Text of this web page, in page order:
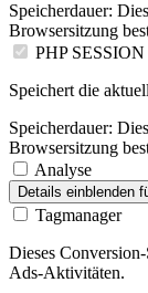
Speicherdauer:
Browsersitzung
PHP
Speichert die
Speicherdauer:
Browsersitzung
Analyse
Details einblenden
Tagmanager
Dieses
Ads-Aktivitäten.